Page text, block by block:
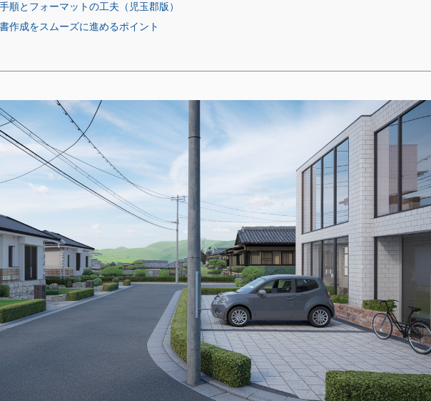
順とフォーマットの工夫（児玉郡版）
作成をスムーズに進めるポイント